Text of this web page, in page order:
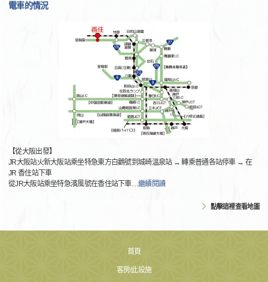
電車的情況
【從大阪出發】
JR大阪站火新大阪站乘坐特急東方白鸛號到城崎溫泉站 → 轉乘普通各站停車 → 在
JR 香住站下車
從JR大阪站乘坐特急濱風號在香住站下車…繼續閱讀
點擊這裡查看地圖
首頁
客房/此設施